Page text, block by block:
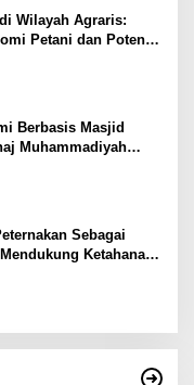
Wilayah Agraris:
Petani dan Potensi
Masjid di Kabupaten
Berbasis Masjid
Muhammadiyah
Sakinah di
Sebagai
Ketahanan
Petani di Kabupaten